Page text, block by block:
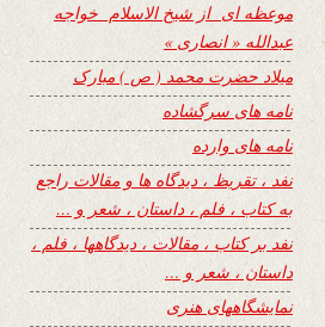
موعظه ای از شیخ الاسلام خواجه
عبدالله « انصاری »
میلاد حضرت محمد ( ص ) مبارک
نامه های سرگشاده
نامه های وارده
نفد ، تقریظ ، دیدگاه ها و مقالات راجع
به کتاب ، فلم ، داستان ، شعر و …
نفد بر کتاب ، مقالات ، دیدگاهها ، فلم ،
داستان ، شعر و …
نمایشگاههای هنری